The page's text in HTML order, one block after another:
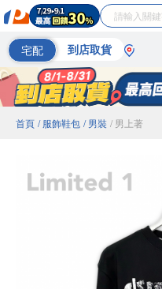
宅配 到店取貨
首頁 / 服飾鞋包 / 男裝 / 男上著